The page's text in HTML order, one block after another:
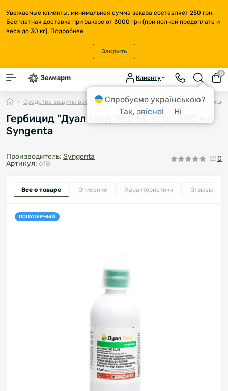
Уважаемые клиенты, минимальная сумма заказа составляет 250 грн.
Бесплатная доставка при заказе от 3000 грн (при полной предоплате и
веса до 30 кг). Подробнее
Закрыть
Клиенту
0
Средства защиты растений Гербициды (от сорняков)
Гербицид "Дуал Голд 960 ЕС к. э." 300 мл
Syngenta
Производитель: Syngenta
Артикул: 618
0
Все о товаре Описание Характеристики Отзывы
ПОПУЛЯРНЫЙ
Спробуємо українською?
Так, звісно!
Ні